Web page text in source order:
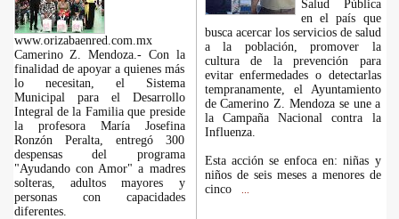
www.orizabaenred.com.mx
Camerino Z. Mendoza.- Con la
finalidad de apoyar a quienes más
lo necesitan, el Sistema
Municipal para el Desarrollo
Integral de la Familia que preside
la profesora María Josefina
Ronzón Peralta, entregó 300
despensas del programa
"Ayudando con Amor" a madres
solteras, adultos mayores y
personas con capacidades
diferentes.
Salud Pública
en el país que
busca acercar los servicios de salud
a la población, promover la
cultura de la prevención para
evitar enfermedades o detectarlas
tempranamente, el Ayuntamiento
de Camerino Z. Mendoza se une a
la Campaña Nacional contra la
Influenza.
Esta acción se enfoca en: niñas y
niños de seis meses a menores de
cinco